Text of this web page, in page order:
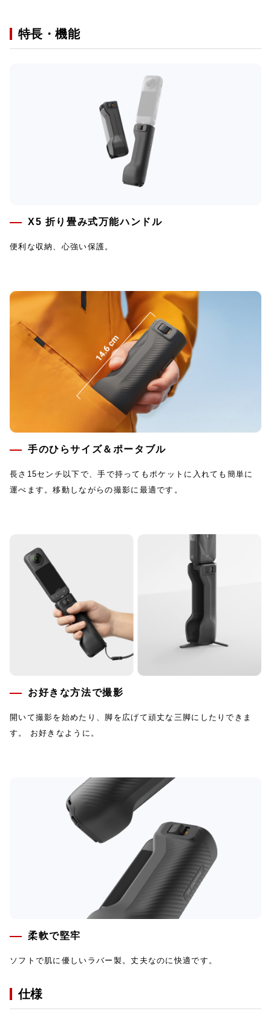
特長・機能
X5 折り畳み式万能ハンドル
便利な収納、心強い保護。
手のひらサイズ＆ポータブル
長さ15センチ以下で、手で持ってもポケットに入れても簡単に
運べます。移動しながらの撮影に最適です。
お好きな方法で撮影
開いて撮影を始めたり、脚を広げて頑丈な三脚にしたりできま
す。 お好きなように。
柔軟で堅牢
ソフトで肌に優しいラバー製。丈夫なのに快適です。
仕様